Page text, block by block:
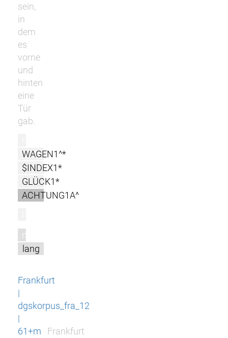
sein,
in
dem
es
vorne
und
hinten
eine
Tür
gab.
WAGEN1^*
$INDEX1*
GLÜCK1*
ACHTUNG1A^
m
lang
Frankfurt
|
dgskorpus_fra_12
|
61+m
Frankfurt